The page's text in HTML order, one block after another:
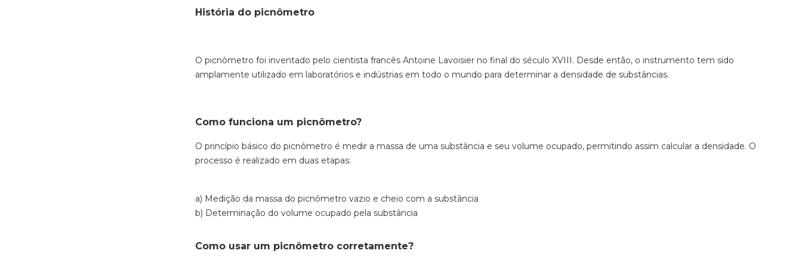
História do picnômetro
O picnômetro foi inventado pelo cientista francês Antoine Lavoisier no final do século XVIII. Desde então, o instrumento tem sido
amplamente utilizado em laboratórios e indústrias em todo o mundo para determinar a densidade de substâncias.
Como funciona um picnômetro?
O princípio básico do picnômetro é medir a massa de uma substância e seu volume ocupado, permitindo assim calcular a densidade. O
processo é realizado em duas etapas:
a) Medição da massa do picnômetro vazio e cheio com a substância
b) Determinação do volume ocupado pela substância
Como usar um picnômetro corretamente?